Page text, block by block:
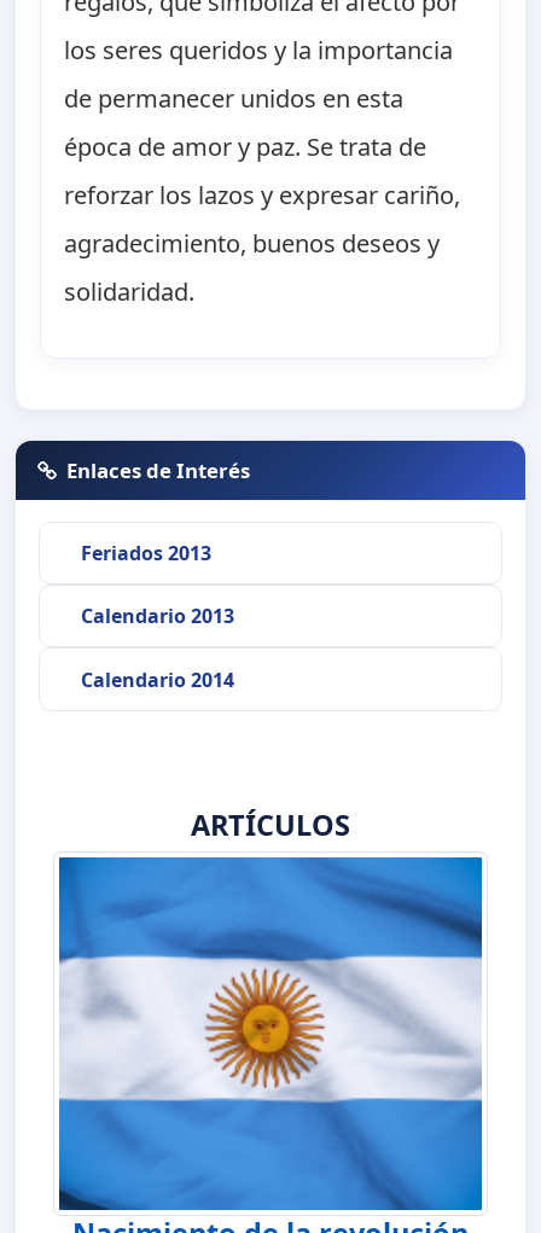
los seres queridos y la importancia
de permanecer unidos en esta
época de amor y paz. Se trata de
reforzar los lazos y expresar cariño,
agradecimiento, buenos deseos y
solidaridad.
Enlaces de Interés
Feriados 2013
Calendario 2013
Calendario 2014
ARTÍCULOS